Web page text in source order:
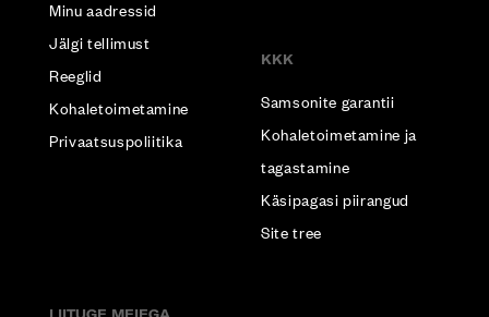
Minu aadressid
Jälgi tellimust
Reeglid
Kohaletoimetamine
Privaatsuspoliitika
KKK
Samsonite garantii
Kohaletoimetamine ja
tagastamine
Käsipagasi piirangud
Site tree